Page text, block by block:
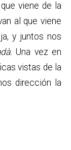
viene de la
al que viene
y juntos nos
Una vez en
vistas de la
dirección la